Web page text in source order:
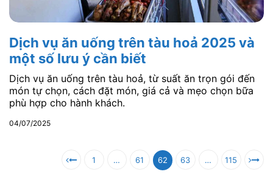
Dịch vụ ăn uống trên tàu hoả 2025 và
một số lưu ý cần biết
Dịch vụ ăn uống trên tàu hoả, từ suất ăn trọn gói đến
món tự chọn, cách đặt món, giá cả và mẹo chọn bữa
phù hợp cho hành khách.
04/07/2025
1 … 61 62 63 … 115